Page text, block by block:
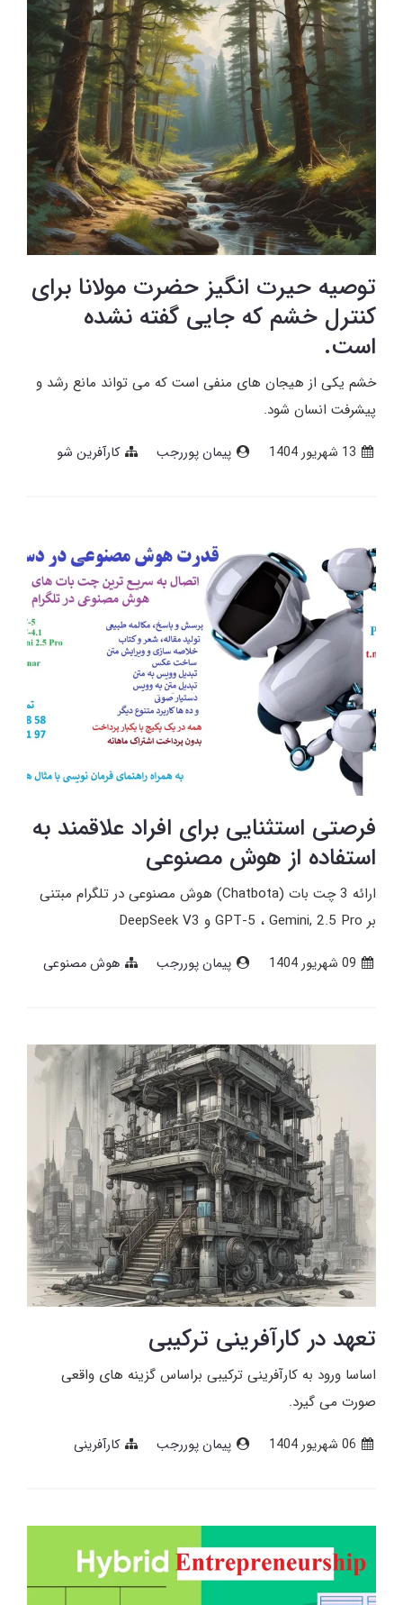
توصیه حیرت انگیز حضرت مولانا برای
کنترل خشم که جایی گفته نشده
است.
خشم یکی از هیجان­ های منفی است که می­ تواند مانع رشد و
پیشرفت انسان شود.
13 شهریور 1404 پیمان پوررجب کارآفرین شو
فرصتی استثنایی برای افراد علاقمند به
استفاده از هوش مصنوعی
ارائه 3 چت ­بات (Chatbota) هوش مصنوعی در تلگرام مبتنی
09 شهریور 1404 پیمان پوررجب هوش مصنوعی
تعهد در کارآفرینی ترکیبی
اساسا ورود به کارآفرینی ترکیبی براساس گزینه­ های واقعی
صورت می­ گیرد.
06 شهریور 1404 پیمان پوررجب کارآفرینی